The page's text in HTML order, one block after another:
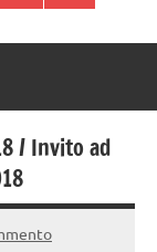
/ Invito ad